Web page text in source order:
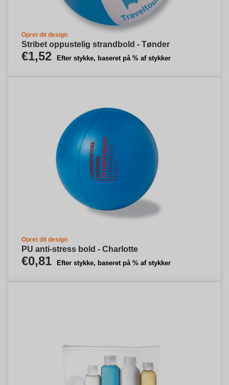
Opret dit design
Stribet oppustelig strandbold - Tønder
€1,52 Efter stykke, baseret på % af stykker
Opret dit design
PU anti-stress bold - Charlotte
€0,81 Efter stykke, baseret på % af stykker